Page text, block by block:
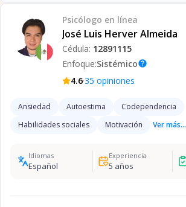
Psicólogo en línea
José Luis Herver Almeida
Cédula: 12891115
Enfoque:Sistémicohelp
4.6·35 opiniones
Ansiedad Autoestima
Codependencia
Habilidades sociales
Motivación Ver más...
Idiomas
Español
Experiencia
5 años